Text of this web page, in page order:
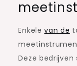
Enkelevan de
Deze